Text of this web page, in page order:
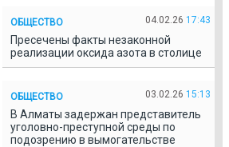
ОБЩЕСТВО 04.02.26 17:43
Пресечены факты незаконной
реализации оксида азота в столице
ОБЩЕСТВО 03.02.26 15:13
В Алматы задержан представитель
уголовно-преступной среды по
подозрению в вымогательстве